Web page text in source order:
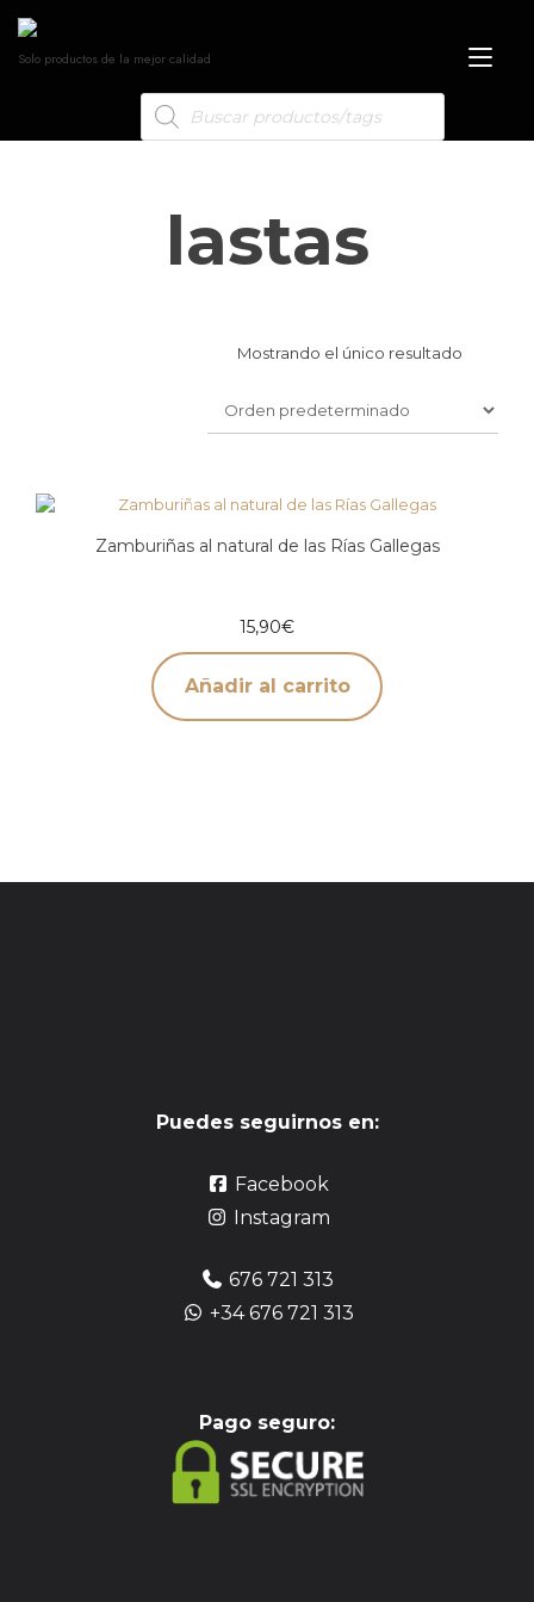
Solo productos de la mejor calidad
lastas
Mostrando el único resultado
Zamburiñas al natural de las Rías Gallegas
15,90€
Añadir al carrito
Puedes seguirnos en:
Facebook
Instagram
676 721 313
+34 676 721 313
Pago seguro: